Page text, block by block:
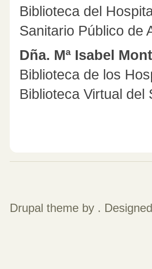
Biblioteca del
Sanitario Público de
Dña. Mª Isabel
Biblioteca de los
Biblioteca Virtual del
Drupal theme by .